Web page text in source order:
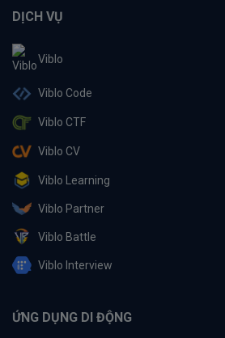
DỊCH VỤ
Viblo
Viblo Code
Viblo CTF
Viblo CV
Viblo Learning
Viblo Partner
Viblo Battle
Viblo Interview
ỨNG DỤNG DI ĐỘNG